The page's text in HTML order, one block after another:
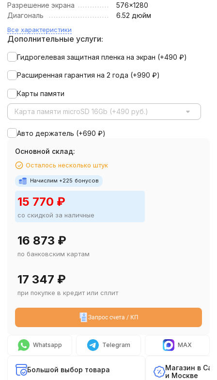
Разрешение экрана
576x1280
Диагональ
6.52 дюйм
Все характеристики
Дополнительные услуги:
Гидрогелевая защитная пленка на экран (+490 ₽)
Расширенная гарантия на 2 года (+990 ₽)
Карты памяти
Карта памяти microSD 16Gb (+490 руб.)
Авто держатель (+690 ₽)
Основной склад:
Осталось несколько штук
Начислим +225 бонусов
15 770 ₽
со скидкой за наличные
16 873 ₽
по банковским картам
17 347 ₽
при покупке в кредит или сплит
Запрос счета / КП
Whatsapp Telegram MAX
Большой выбор товара
Магазин в
и Москве